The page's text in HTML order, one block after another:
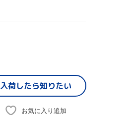
入荷したら知りたい
お気に入り追加